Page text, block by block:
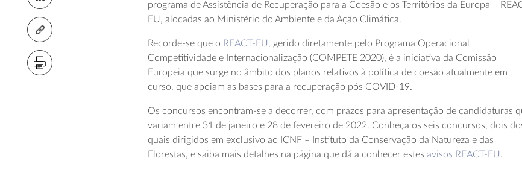
programa de Assistência de Recuperação para a Coesão e os Territórios da Europa –
EU, alocadas ao Ministério do Ambiente e da Ação Climática.
Recorde-se que o REACT-EU, gerido diretamente pelo Programa Operacional
Competitividade e Internacionalização (COMPETE 2020), é a iniciativa da Comissão
Europeia que surge no âmbito dos planos relativos à política de coesão atualmente em
curso, que apoiam as bases para a recuperação pós COVID-19.
Os concursos encontram-se a decorrer, com prazos para apresentação de candidaturas
variam entre 31 de janeiro e 28 de fevereiro de 2022. Conheça os seis concursos, dois
quais dirigidos em exclusivo ao ICNF – Instituto da Conservação da Natureza e das
Florestas, e saiba mais detalhes na página que dá a conhecer estesavisos REACT-EU.